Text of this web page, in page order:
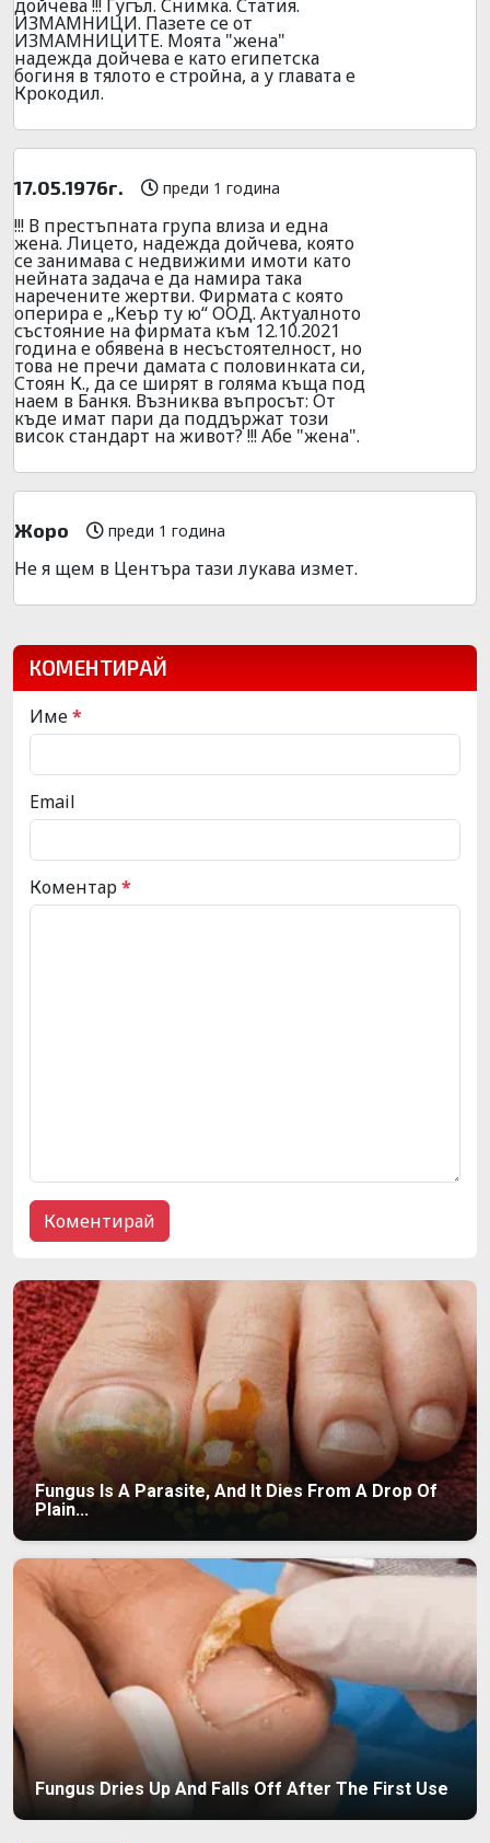
дойчева !!! Гугъл. Снимка. Статия.
ИЗМАМНИЦИ. Пазете се от
ИЗМАМНИЦИТЕ. Моята "жена"
надежда дойчева е като египетска
богиня в тялото е стройна, а у главата е
Крокодил.
17.05.1976г. преди 1 година
!!! В престъпната група влиза и една
жена. Лицето, надежда дойчева, която
се занимава с недвижими имоти като
нейната задача е да намира така
наречените жертви. Фирмата с която
оперира е „Кеър ту ю“ ООД. Актуалното
състояние на фирмата към 12.10.2021
година е обявена в несъстоятелност, но
това не пречи дамата с половинката си,
Стоян К., да се ширят в голяма къща под
наем в Банкя. Възниква въпросът: От
къде имат пари да поддържат този
висок стандарт на живот? !!! Абе "жена".
Жоро преди 1 година
Не я щем в Центъра тази лукава измет.
КОМЕНТИРАЙ
Име*
Email
Коментар*
Fungus Is A Parasite, And It Dies From A Drop Of
Plain...
Fungus Dries Up And Falls Off After The First Use